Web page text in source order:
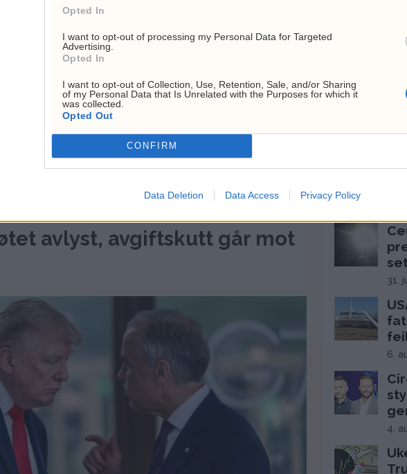
Opted In
I want to opt-out of processing my Personal Data for Targeted
Advertising.
Opted In
I want to opt-out of Collection, Use, Retention, Sale, and/or Sharing
of my Personal Data that Is Unrelated with the Purposes for which it
was collected.
Opted Out
CONFIRM
Data Deletion Data Access Privacy Policy
avlyst, avgiftskutt går mot
MEST LESTE
6.
31.
6.
4.